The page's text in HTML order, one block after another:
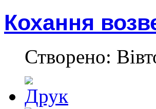
Кохання
Створено: